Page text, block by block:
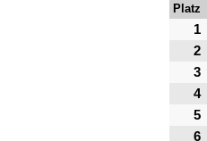
Platz
1
2
3
4
5
6